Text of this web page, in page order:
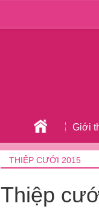
Giới
THIỆP CƯỚI 2015
Thiệp